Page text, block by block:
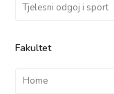
Tjelesni odgoj i sport
Fakultet
Home